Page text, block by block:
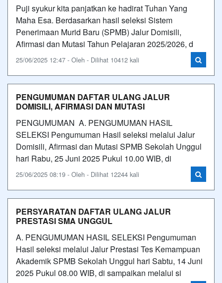
Puji syukur kita panjatkan ke hadirat Tuhan Yang
Maha Esa. Berdasarkan hasil seleksi Sistem
Penerimaan Murid Baru (SPMB) Jalur Domisili,
Afirmasi dan Mutasi Tahun Pelajaran 2025/2026, d
25/06/2025 12:47 - Oleh - Dilihat 10412 kali
PENGUMUMAN DAFTAR ULANG JALUR
DOMISILI, AFIRMASI DAN MUTASI
PENGUMUMAN A. PENGUMUMAN HASIL
SELEKSI Pengumuman Hasil seleksi melalui Jalur
Domisili, Afirmasi dan Mutasi SPMB Sekolah Unggul
hari Rabu, 25 Juni 2025 Pukul 10.00 WIB, di
25/06/2025 08:19 - Oleh - Dilihat 12244 kali
PERSYARATAN DAFTAR ULANG JALUR
PRESTASI SMA UNGGUL
A. PENGUMUMAN HASIL SELEKSI Pengumuman
Hasil seleksi melalui Jalur Prestasi Tes Kemampuan
Akademik SPMB Sekolah Unggul hari Sabtu, 14 Juni
2025 Pukul 08.00 WIB, di sampaikan melalui si